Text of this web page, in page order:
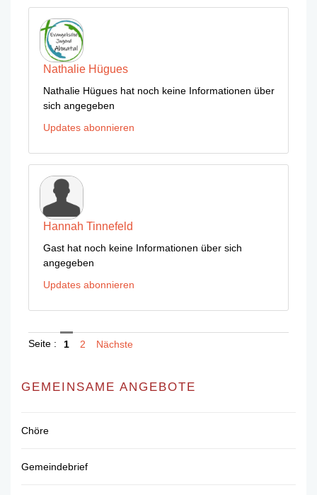
Nathalie Hügues
Nathalie Hügues hat noch keine Informationen über
sich angegeben
Updates abonnieren
Hannah Tinnefeld
Gast hat noch keine Informationen über sich
angegeben
Updates abonnieren
Seite : 1 2 Nächste
GEMEINSAME ANGEBOTE
Chöre
Gemeindebrief